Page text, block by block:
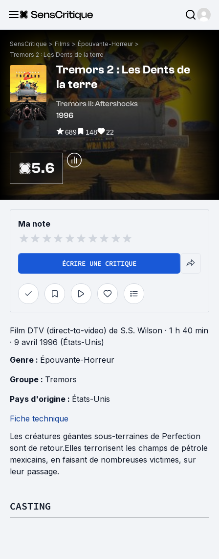
SensCritique > Films > Épouvante-Horreur >
Tremors 2 : Les Dents de la terre
Tremors 2 : Les Dents de
la terre
Tremors II: Aftershocks
1996
689 148 22
5.6
Ma note
ÉCRIRE UNE CRITIQUE
Film DTV (direct-to-video) de S.S. Wilson · 1 h 40 min
· 9 avril 1996 (États-Unis)
Genre : Épouvante-Horreur
Groupe : Tremors
Pays d'origine : États-Unis
Fiche technique
Les créatures géantes sous-terraines de Perfection
sont de retour.Elles terrorisent les champs de pétrole
mexicains, en faisant de nombreuses victimes, sur
leur passage.
CASTING